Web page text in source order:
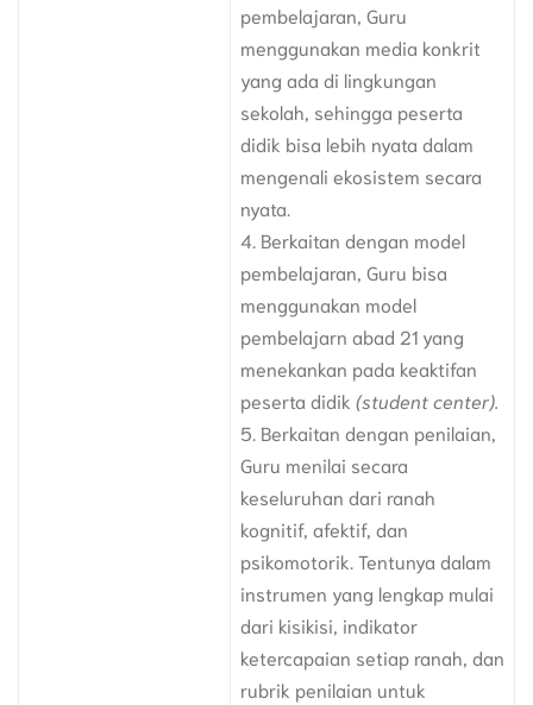
pembelajaran, Guru
menggunakan media konkrit
yang ada di lingkungan
sekolah, sehingga peserta
didik bisa lebih nyata dalam
mengenali ekosistem secara
nyata.
4. Berkaitan dengan model
pembelajaran, Guru bisa
menggunakan model
pembelajarn abad 21 yang
menekankan pada keaktifan
peserta didik (student center).
5. Berkaitan dengan penilaian,
Guru menilai secara
keseluruhan dari ranah
kognitif, afektif, dan
psikomotorik. Tentunya dalam
instrumen yang lengkap mulai
dari kisikisi, indikator
ketercapaian setiap ranah, dan
rubrik penilaian untuk